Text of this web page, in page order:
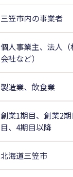
三笠市内の事業者
個人事業主、法人
会社など）
製造業、飲食業
創業1期目、創業2
目、4期目以降
北海道三笠市